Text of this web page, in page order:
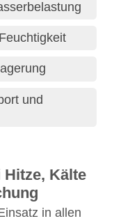
und
Kälte
in allen